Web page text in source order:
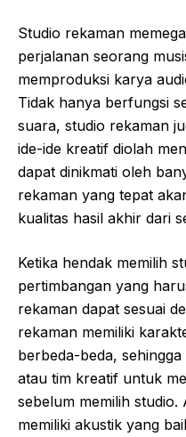
Studio rekaman
perjalanan seorang
memproduksi karya
Tidak hanya berfungsi
suara, studio rekaman
ide-ide kreatif diolah
dapat dinikmati oleh
rekaman yang tepat
kualitas hasil akhir dari
Ketika hendak memilih
pertimbangan yang
rekaman dapat sesuai
rekaman memiliki
berbeda-beda,
atau tim kreatif untuk
sebelum memilih
memiliki akustik yang